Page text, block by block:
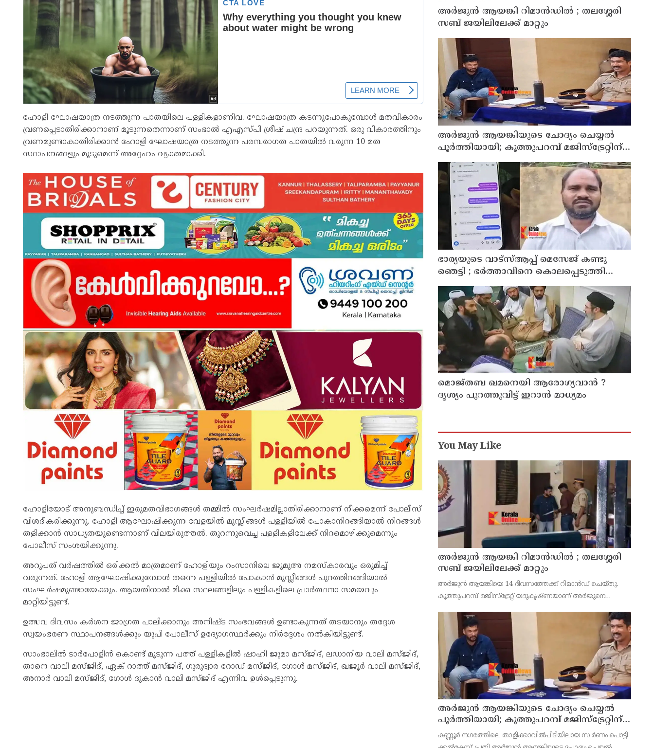
ഹോളി ഘോഷയാത്ര നടത്തുന്ന പാതയിലെ പള്ളികളാണിവ. ഘോഷയാത്ര കടന്നുപോകുമ്പോള്‍ മതവികാരം
വ്രണപ്പെടാതിരിക്കാനാണ് മൂടുന്നതെന്നാണ് സംഭാല്‍ എഎസ്പി ശ്രീഷ് ചന്ദ്ര പറയുന്നത്. ഒരു വികാരത്തിനും
വ്രണമുണ്ടാകാതിരിക്കാന്‍ ഹോളി ഘോഷയാത്ര നടത്തുന്ന പരമ്പരാഗത പാതയില്‍ വരുന്ന 10 മത
സ്ഥാപനങ്ങളും മൂടുമെന്ന് അദ്ദേഹം വ്യക്തമാക്കി.
ഹോളിയോട് അനുബന്ധിച്ച് ഇരുമതവിഭാഗങ്ങള്‍ തമ്മില്‍ സംഘര്‍ഷമില്ലാതിരിക്കാനാണ് നീക്കമെന്ന് പോലീസ്
വിശദീകരിക്കുന്നു. ഹോളി ആഘോഷിക്കുന്ന വേളയില്‍ മുസ്ലീങ്ങള്‍ പള്ളിയില്‍ പോകാനിറങ്ങിയാല്‍ നിറങ്ങള്‍
തളിക്കാന്‍ സാധ്യതയുണ്ടെന്നാണ് വിലയിരുത്തല്‍. തുറന്നുവെച്ച പള്ളികളിലേക്ക് നിറമൊഴിക്കുമെന്നും
പോലീസ് സംശയിക്കുന്നു.
അറുപത് വര്‍ഷത്തില്‍ ഒരിക്കല്‍ മാത്രമാണ് ഹോളിയും റംസാനിലെ ജുമുഅ നമസ്‌കാരവും ഒരുമിച്ച്
വരുന്നത്. ഹോളി ആഘോഷിക്കുമ്പോള്‍ തന്നെ പള്ളിയില്‍ പോകാന്‍ മുസ്ലീങ്ങള്‍ പുറത്തിറങ്ങിയാല്‍
സംഘര്‍ഷമുണ്ടായേക്കും. ആയതിനാല്‍ മിക്ക സ്ഥലങ്ങളിലും പള്ളികളിലെ പ്രാര്‍ത്ഥനാ സമയവും
മാറ്റിയിട്ടുണ്ട്.
ഉത്സവ ദിവസം കര്‍ശന ജാഗ്രത പാലിക്കാനും അനിഷ്ട സംഭവങ്ങള്‍ ഉണ്ടാകുന്നത് തടയാനും തദ്ദേശ
സ്വയംഭരണ സ്ഥാപനങ്ങള്‍ക്കും യുപി പോലീസ് ഉദ്യോഗസ്ഥര്‍ക്കും നിര്‍ദ്ദേശം നല്‍കിയിട്ടുണ്ട്.
സാംഭാലില്‍ ടാര്‍പോളിന്‍ കൊണ്ട് മൂടുന്ന പത്ത് പള്ളികളില്‍ ഷാഹി ജുമാ മസ്ജിദ്, ലഡാനിയ വാലി മസ്ജിദ്,
താനെ വാലി മസ്ജിദ്, ഏക് റാത്ത് മസ്ജിദ്, ഗുരുദ്വാര റോഡ് മസ്ജിദ്, ഗോള്‍ മസ്ജിദ്, ഖജൂര്‍ വാലി മസ്ജിദ്,
അനാര്‍ വാലി മസ്ജിദ്, ഗോള്‍ ദുകാന്‍ വാലി മസ്ജിദ് എന്നിവ ഉള്‍പ്പെടുന്നു.
അര്‍ജുന്‍ ആയങ്കി റിമാന്‍ഡില്‍ ; തലശ്ശേരി
സബ് ജയിലിലേക്ക് മാറ്റും
അര്‍ജുന്‍ ആയങ്കിയുടെ ചോദ്യം ചെയ്യല്‍
പൂര്‍ത്തിയായി; കൂത്തുപറമ്പ് മജിസ്ട്രേറ്റിന്
മുൻപില്‍ ഹാജരാക്കും
ഭാര്യയുടെ വാട്സ്ആപ്പ് മെസേജ് കണ്ടു
ഞെട്ടി ; ഭര്‍ത്താവിനെ കൊലപ്പെടുത്തി
മരണം റോഡപകടമാക്കി മാറ്റാന്‍
കാമുകനുമായി പദ്ധതിയിട്ട യുവതിയും
സുഹൃത്തും ഒളിവില്‍
മൊജ്തബ ഖമനെയി ആരോഗ്യവാന്‍ ?
ദൃശ്യം പുറത്തുവിട്ട് ഇറാന്‍ മാധ്യമം
You May Like
അര്‍ജുന്‍ ആയങ്കി റിമാന്‍ഡില്‍ ; തലശ്ശേരി
സബ് ജയിലിലേക്ക് മാറ്റും
അർജുൻ ആയങ്കിയെ 14 ദിവസത്തേക്ക് റിമാൻഡ് ചെയ്തു.
കൂത്തുപറമ്പ് മജിസ്ട്രേറ്റ് യദുകൃഷ്ണയാണ് അർജുനെ
ഭീഷണിപ്പെടുത്തിയെന്നാരോപിച്ച് ‌
അര്‍ജുന്‍ ആയങ്കിയുടെ ചോദ്യം ചെയ്യല്‍
പൂര്‍ത്തിയായി; കൂത്തുപറമ്പ് മജിസ്ട്രേറ്റിന്
മുൻപില്‍ ഹാജരാക്കും
കണ്ണൂർ നഗരത്തിലെ താളിക്കാവിൽപിടിയിലായ സ്വർണം പൊട്ടി